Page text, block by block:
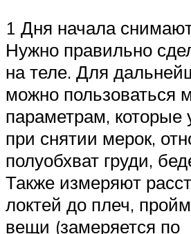
1 Дня начала
Нужно правильно
на теле. Для
можно пользоваться
параметрам, которые
при снятии мерок,
полуобхват груди,
Также измеряют
локтей до плеч,
вещи (замеряется по